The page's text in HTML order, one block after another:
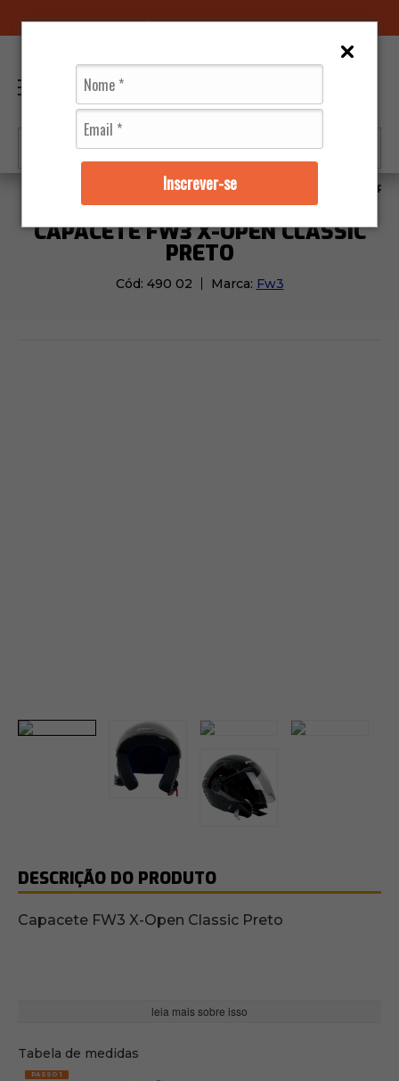
Inscrever-se
Capacete FW3 X-Open Classic
CAPACETE FW3 X-OPEN CLASSIC
PRETO
Cód: 490 02 Marca: Fw3
DESCRIÇÃO DO PRODUTO
Capacete FW3 X-Open Classic Preto
leia mais sobre isso
Tabela de medidas
PASSO 1